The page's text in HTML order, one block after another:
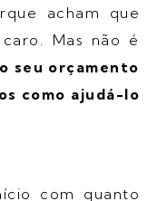
acham que
Mas não é
seu orçamento
como ajudá-lo
com quanto